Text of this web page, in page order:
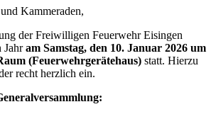
Kammeraden,
der Freiwilligen Feuerwehr Eisingen
Jahram Samstag, den 10. Januar 2026 um
(Feuerwehrgerätehaus) statt. Hierzu
recht herzlich ein.